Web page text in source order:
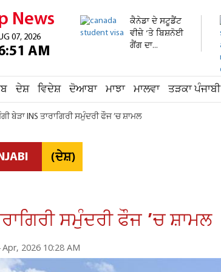
News
07, 2026
AM
ਕੈਨੇਡਾ ਦੇ ਸਟੂਡੈਂਟ
ਵੀਜ਼ੇ ’ਤੇ ਬਿਸ਼ਨੋਈ
ਗੈਂਗ ਦਾ...
ਦੇਸ਼ ਵਿਦੇਸ਼ ਦੋਆਬਾ ਮਾਝਾ ਮਾਲਵਾ ਤੜਕਾ ਪੰਜਾਬੀ
ਬੇੜਾ INS ਤਾਰਾਗਿਰੀ ਸਮੁੰਦਰੀ ਫੌਜ ’ਚ ਸ਼ਾਮਲ
(ਦੇਸ਼)
ਸਮੁੰਦਰੀ ਫੌਜ ’ਚ ਸ਼ਾਮਲ
2026 10:28 AM